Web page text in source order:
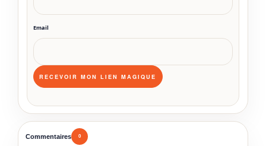
Email
Commentaires 0